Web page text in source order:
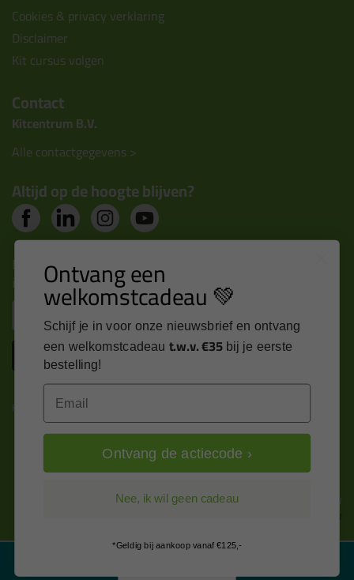
Cookies & privacy verklaring
Disclaimer
Kit cursus volgen
Contact
Kitcentrum B.V.
Alle contactgegevens >
Altijd op de hoogte blijven?
Nieuws, tips en exclusieve deals rechtstreeks in je
inbox
Inschrijven
Kitcentrum is trots op:
Alle prijzen zijn in EURO en excl. 21% BTW
wijzig naar incl. BTW
Ontvang een
welkomstcadeau 💚
Schijf je in voor onze nieuwsbrief en ontvang
een welkomstcadeau t.w.v. €35 bij je eerste
bestelling!
Email
Ontvang de actiecode ›
Nee, ik wil geen cadeau
*Geldig bij aankoop vanaf €125,-